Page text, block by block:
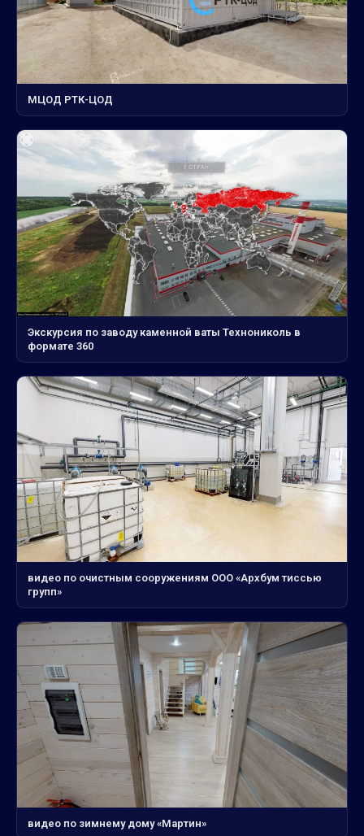
МЦОД РТК-ЦОД
Экскурсия по заводу каменной ваты Технониколь в
формате 360
видео по очистным сооружениям ООО «Архбум тиссью
групп»
видео по зимнему дому «Мартин»